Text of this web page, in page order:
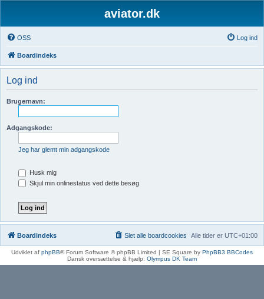
aviator.dk
OSS Log ind
Boardindeks
Log ind
Brugernavn:
Adgangskode:
Jeg har glemt min adgangskode
Husk mig
Skjul min onlinestatus ved dette besøg
Boardindeks Alle tider er UTC+01:00
Slet alle boardcookies
Udviklet af phpBB® Forum Software © phpBB Limited | SE Square by PhpBB3 BBCodes
Dansk oversættelse & hjælp: Olympus DK Team